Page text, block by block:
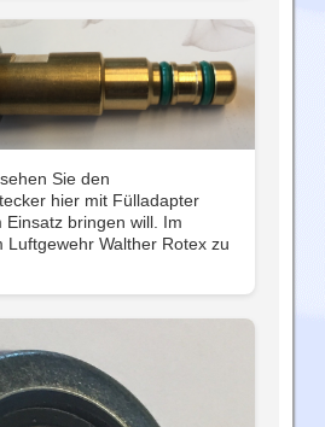
Sie den
hier mit Fülladapter
bringen will. Im
Luftgewehr Walther Rotex zu